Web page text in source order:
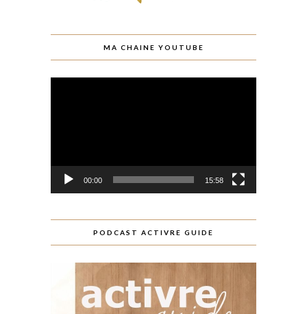
MA CHAINE YOUTUBE
00:00 15:58
PODCAST ACTIVRE GUIDE